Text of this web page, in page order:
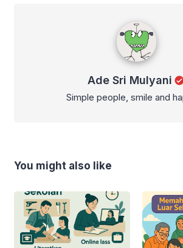
Ade Sri Mulyani
Simple people, smile and
You might also like